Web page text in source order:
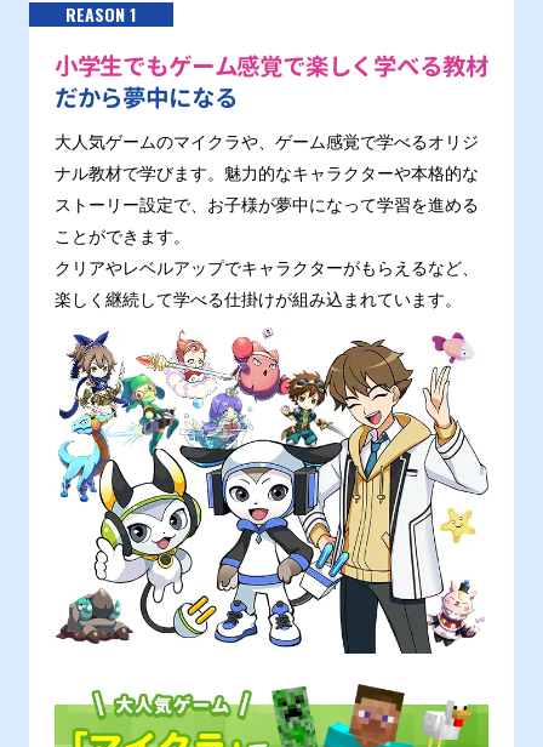
REASON 1
小学生でもゲーム感覚で楽しく学べる教材
だから夢中になる
大人気ゲームのマイクラや、ゲーム感覚で学べるオリジ
ナル教材で学びます。魅力的なキャラクターや本格的な
ストーリー設定で、お子様が夢中になって学習を進める
ことができます。
クリアやレベルアップでキャラクターがもらえるなど、
楽しく継続して学べる仕掛けが組み込まれています。